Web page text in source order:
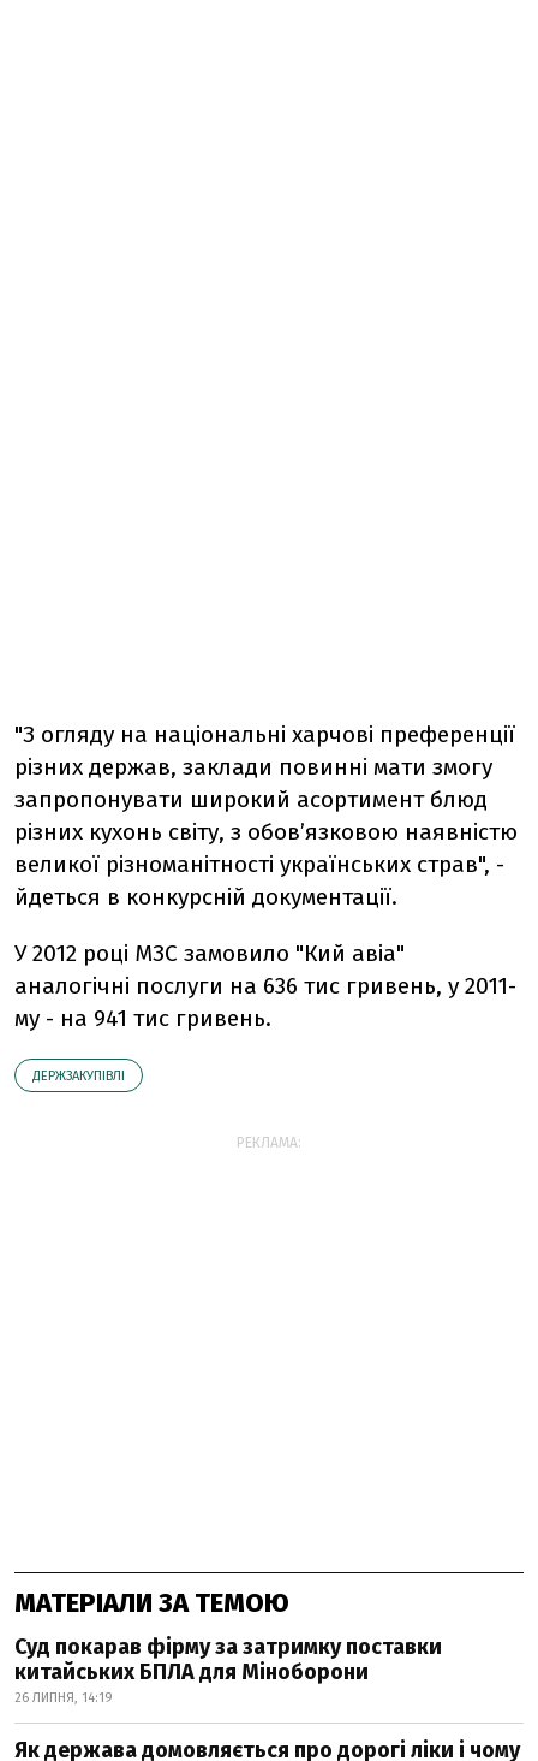
"З огляду на національні харчові преференції
різних держав, заклади повинні мати змогу
запропонувати широкий асортимент блюд
різних кухонь світу, з обов’язковою наявністю
великої різноманітності українських страв", -
йдеться в конкурсній документації.
У 2012 році МЗС замовило "Кий авіа"
аналогічні послуги на 636 тис гривень, у 2011-
му - на 941 тис гривень.
ДЕРЖЗАКУПІВЛІ
РЕКЛАМА:
МАТЕРІАЛИ ЗА ТЕМОЮ
Суд покарав фірму за затримку поставки
китайських БПЛА для Міноборони
26 ЛИПНЯ, 14:19
Як держава домовляється про дорогі ліки і чому